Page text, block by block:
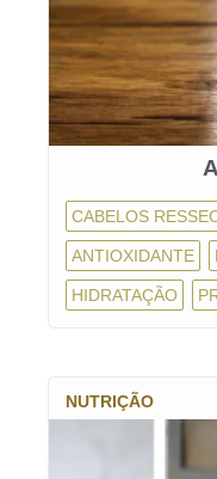
CABELOS
ANTIOXIDANTE
HIDRATAÇÃO
NUTRIÇÃO